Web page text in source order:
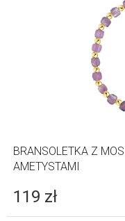
BRANSOLETKA Z
AMETYSTAMI
119 zł